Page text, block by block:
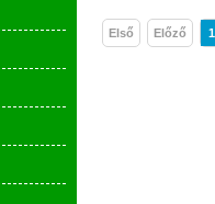
Első Előző 1